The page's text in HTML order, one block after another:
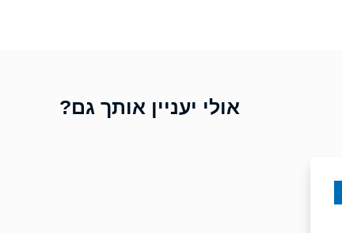
אולי יעניין אותך גם?